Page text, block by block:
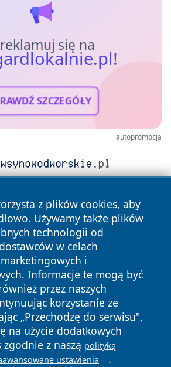
się na
SZCZEGÓŁY
autopromocja
z plików cookies, aby
Używamy także plików
technologii od
w celach
i
Informacje te mogą być
przez naszych
korzystanie ze
„Przechodzę do serwisu",
na użycie dodatkowych
z naszą polityką
ustawienia .
Wszystkie prawa
Polityka
Prywatności
Polityka
Cookies